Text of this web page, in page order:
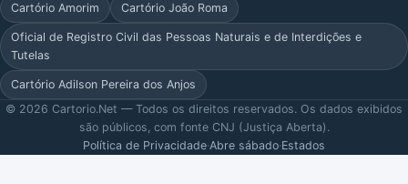
Cartório Amorim Cartório João Roma
Oficial de Registro Civil das Pessoas Naturais e de Interdições e
Tutelas
Cartório Adilson Pereira dos Anjos
© 2026 Cartorio.Net — Todos os direitos reservados. Os dados exibidos
são públicos, com fonte CNJ (Justiça Aberta).
Política de Privacidade·Abre sábado·Estados